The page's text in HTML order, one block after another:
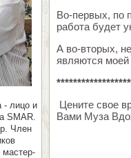
- лицо и
SMAR.
Член
мастер-
Во-первых, по
работа будет
А во-вторых,
являются моей
Цените свое
Вами Муза